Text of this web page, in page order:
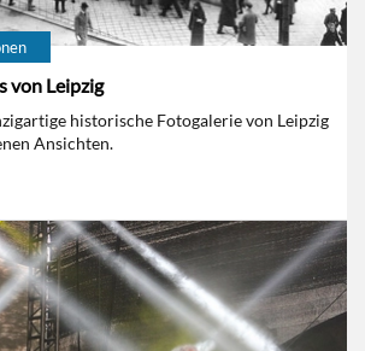
von Leipzig
historische Fotogalerie von Leipzig
Ansichten.